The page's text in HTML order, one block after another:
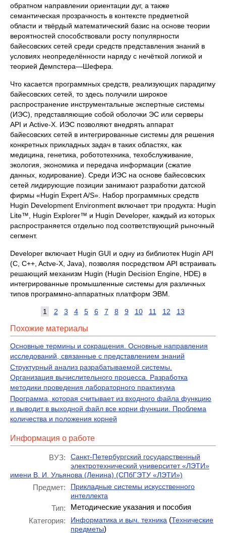
обратном направлении ориентации дуг, а также
семантическая прозрачность в контексте предметной
области и твёрдый математический базис на основе теории
вероятностей способствовали росту популярности
байесовских сетей среди средств представления знаний в
условиях неопределённости наряду с нечёткой логикой и
теорией Демпстера―Шефера.
Что касается программных средств, реализующих парадигму
байесовских сетей, то здесь получили широкое
распространение инструментальные экспертные системы
(ИЭС), представляющие собой оболочки ЭС или серверы
API и Active-X. ИЭС позволяют внедрять аппарат
байесовских сетей в интегрированные системы для решения
конкретных прикладных задач в таких областях, как
медицина, генетика, робототехника, техобслуживание,
экология, экономика и передача информации (сжатие
данных, кодирование). Среди ИЭС на основе байесовских
сетей лидирующие позиции занимают разработки датской
фирмы «Нugin Expert A/S». Набор программных средств
Hugin Development Environment включает три продукта: Hugin
Lite™, Hugin Explorer™ и Hugin Developer, каждый из которых
распространяется отдельно под соответствующий рыночный
сегмент.
Developer включает Hugin GUI и одну из библиотек Hugin API
(C, C++, Actve-X, Java), позволяя посредством API встраивать
решающий механизм Hugin (Hugin Decision Engine, HDE) в
интегрированные промышленные системы для различных
типов программно-аппаратных платформ ЭВМ.
1 2 3 4 5 6 7 8 9 10 11 12 13
Похожие материалы
Основные термины и сокращения. Основные направления
исследований, связанные с представлением знаний
Структурный анализ разрабатываемой системы.
Организация вычислительного процесса. Разработка
методики проведения лабораторного практикума
Программа, которая считывает из входного файла функцию
и выводит в выходной файл все корни функции. Проблема
количества и положения корней
Информация о работе
ВУЗ:
Санкт-Петербургский государственный
электротехнический университет «ЛЭТИ»
имени В. И. Ульянова (Ленина) (СПбГЭТУ «ЛЭТИ»)
Предмет:
Прикладные системы искусственного
интеллекта
Тип:
Методические указания и пособия
Категория:
Информатика и выч. техника (Технические
предметы)